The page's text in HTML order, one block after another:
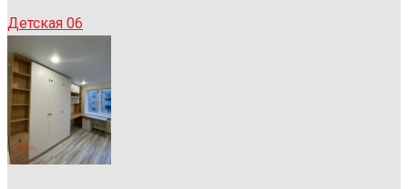
Детская 06